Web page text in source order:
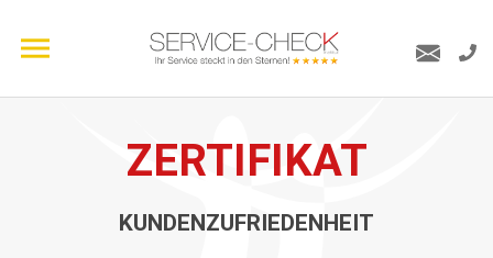
ZERTIFIKAT
KUNDENZUFRIEDENHEIT